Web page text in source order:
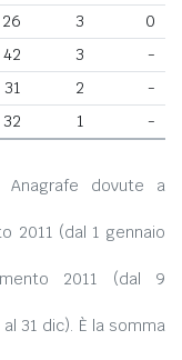
26 3
0
42 3
-
31 2
-
32 1 -
Anagrafe dovute a
2011 (dal 1 gennaio
2011 (dal 9
31 dic). È la somma